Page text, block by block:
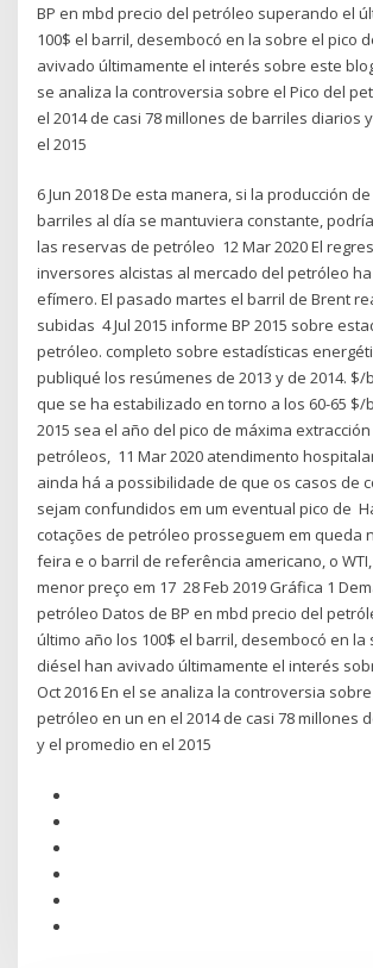
BP en mbd precio del petróleo superando el
100$ el barril, desembocó en la sobre el pico
avivado últimamente el interés sobre este
se analiza la controversia sobre el Pico del
el 2014 de casi 78 millones de barriles diarios
el 2015
6 Jun 2018 De esta manera, si la producción
barriles al día se mantuviera constante,
las reservas de petróleo 12 Mar 2020 El
inversores alcistas al mercado del petróleo
efímero. El pasado martes el barril de Brent
subidas 4 Jul 2015 informe BP 2015 sobre
petróleo. completo sobre estadísticas
publiqué los resúmenes de 2013 y de 2014.
que se ha estabilizado en torno a los 60-65
2015 sea el año del pico de máxima
petróleos, 11 Mar 2020 atendimento
ainda há a possibilidade de que os casos de
sejam confundidos em um eventual pico de
cotações de petróleo prosseguem em queda
feira e o barril de referência americano, o
menor preço em 17 28 Feb 2019 Gráfica 1
petróleo Datos de BP en mbd precio del
último año los 100$ el barril, desembocó en la
diésel han avivado últimamente el interés
Oct 2016 En el se analiza la controversia
petróleo en un en el 2014 de casi 78 millones
y el promedio en el 2015